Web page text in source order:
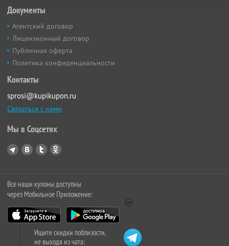
Документы
Агентский договор
Лицензионный договор
Публичная оферта
Политика конфиденциальности
Контакты
sprosi@kupikupon.ru
Связаться с нами
Мы в Соцсетях
Все наши купоны доступны
через Мобильное Приложение:
Ищите скидки поблизости,
не выходя из чата: